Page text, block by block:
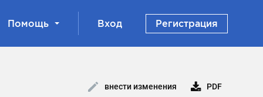
Помощь Вход Регистрация
внести изменения PDF